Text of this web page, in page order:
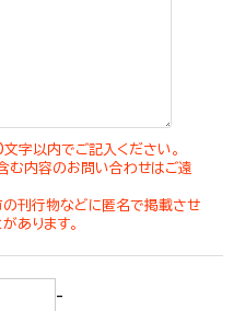
字以内でご記入ください。
む内容のお問い合わせはご遠
刊行物などに匿名で掲載させ
あります。
-